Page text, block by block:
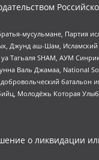
мусульмане, Партия
Джунд аш-Шам,
Тагьаля SHAM, АУМ
Валь Джамаа, National
добровольческий батальон
Молодёжь Которая
о ликвидации